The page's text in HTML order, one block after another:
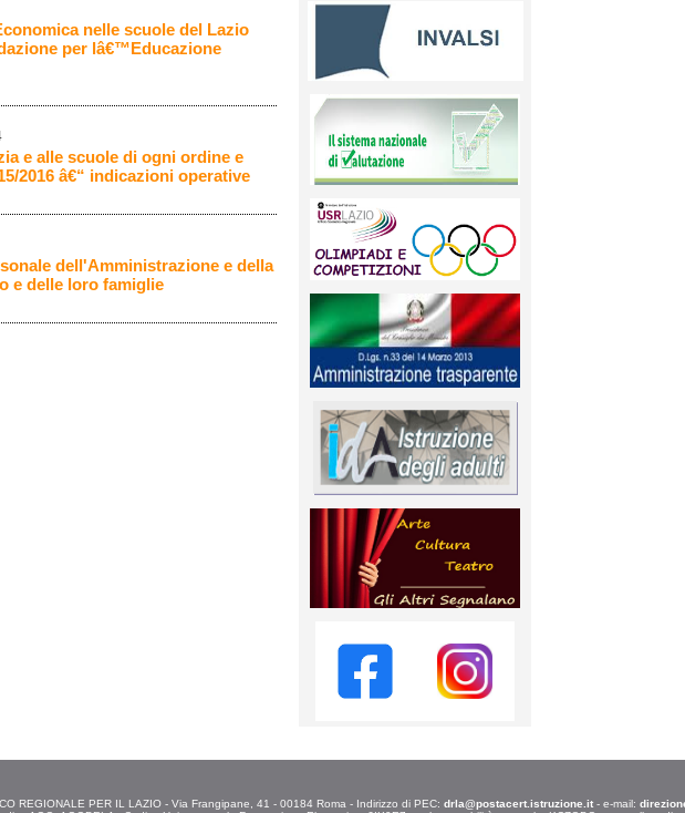
nelle scuole del Lazio
per lâ€™Educazione
e alle scuole di ogni ordine e
2016 â€“ indicazioni operative
dell'Amministrazione e della
e delle loro famiglie
REGIONALE PER IL LAZIO - Via Frangipane, 41 - 00184 Roma - Indirizzo di PEC: drla@postacert.istruzione.it- e-mail: